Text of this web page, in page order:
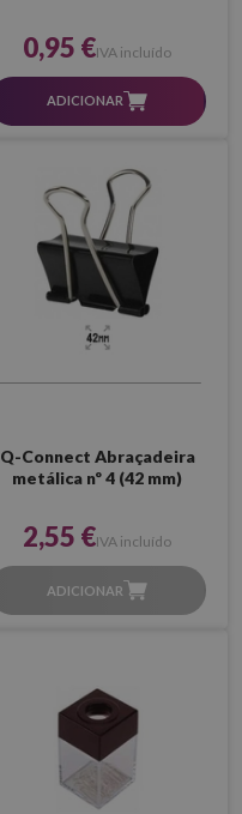
0,95 €IVA incluído
ADICIONAR
Q-Connect Abraçadeira
metálica nº 4 (42 mm)
2,55 €IVA incluído
ADICIONAR